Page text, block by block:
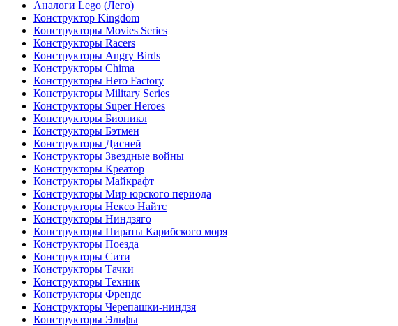
Аналоги Lego (Лего)
Конструктор Kingdom
Конструкторы Movies Series
Конструкторы Racers
Конструкторы Angry Birds
Конструкторы Chima
Конструкторы Hero Factory
Конструкторы Military Series
Конструкторы Super Heroes
Конструкторы Бионикл
Конструкторы Бэтмен
Конструкторы Дисней
Конструкторы Звездные войны
Конструкторы Креатор
Конструкторы Майкрафт
Конструкторы Мир юрского периода
Конструкторы Нексо Найтс
Конструкторы Ниндзяго
Конструкторы Пираты Карибского моря
Конструкторы Поезда
Конструкторы Сити
Конструкторы Тачки
Конструкторы Техник
Конструкторы Френдс
Конструкторы Черепашки-ниндзя
Конструкторы Эльфы